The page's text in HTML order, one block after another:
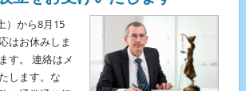
）から8月15
はお休みしま
す。 連絡はメ
します。な